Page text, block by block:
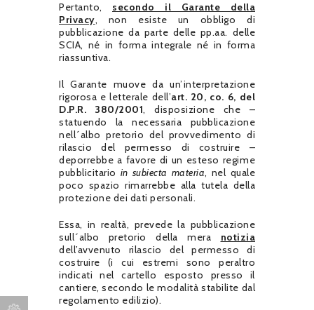
Pertanto, secondo il Garante della
Privacy, non esiste un obbligo di
pubblicazione da parte delle pp.aa. delle
SCIA, né in forma integrale né in forma
riassuntiva.
Il Garante muove da un’interpretazione
rigorosa e letterale dell’art. 20, co. 6, del
D.P.R. 380/2001, disposizione che –
statuendo la necessaria pubblicazione
nell´albo pretorio del provvedimento di
rilascio del permesso di costruire –
deporrebbe a favore di un esteso regime
pubblicitario in subiecta materia, nel quale
poco spazio rimarrebbe alla tutela della
protezione dei dati personali.
Essa, in realtà, prevede la pubblicazione
sull´albo pretorio della mera notizia
dell’avvenuto rilascio del permesso di
costruire (i cui estremi sono peraltro
indicati nel cartello esposto presso il
cantiere, secondo le modalità stabilite dal
regolamento edilizio).